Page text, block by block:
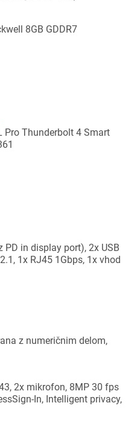
8GB GDDR7
Pro Thunderbolt 4 Smart
PD in display port), 2x USB
1x RJ45 1Gbps, 1x vhod
z numeričnim delom,
2x mikrofon, 8MP 30 fps
In, Intelligent privacy,